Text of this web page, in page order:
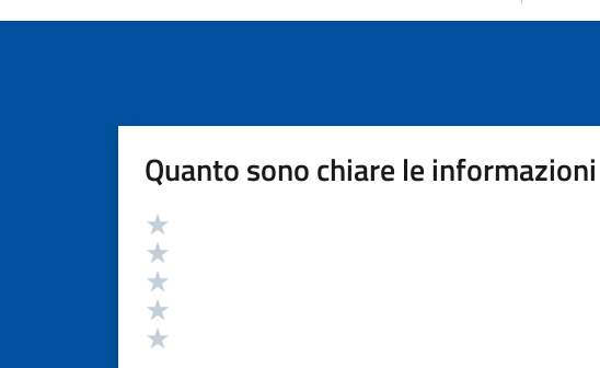
Quanto sono chiare le
Valutazione